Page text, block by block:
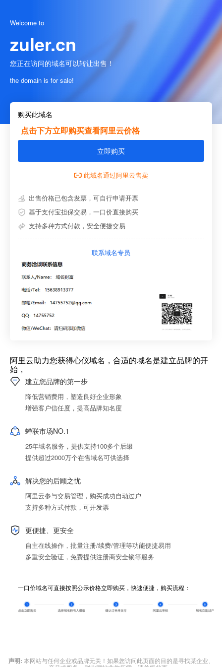
Welcome to
zuler.cn
您正在访问的域名可以转让出售！
the domain is for sale!
购买此域名
点击下方立即购买查看阿里云价格
立即购买
此域名通过阿里云售卖
出售价格已包含发票，可自行申请开票
基于支付宝担保交易，一口价直接购买
支持多种方式付款，安全便捷交易
联系域名专员
阿里云助力您获得心仪域名，合适的域名是建立品牌的开
始，
建立您品牌的第一步
降低营销费用，塑造良好企业形象
增强客户信任度，提高品牌知名度
蝉联市场NO.1
25年域名服务，提供支持100多个后缀
提供超过2000万个在售域名可供选择
解决您的后顾之忧
阿里云参与交易管理，购买成功自动过户
支持多种方式付款，可开发票
更便捷、更安全
自主在线操作，批量注册/续费/管理等功能便捷易用
多重安全验证，免费提供注册商安全锁等服务
一口价域名可直接按照公示价格立即购买，快速便捷，购买流程：
声明: 本网站与任何企业或品牌无关！如果您访问此页面的目的是寻找某企业、